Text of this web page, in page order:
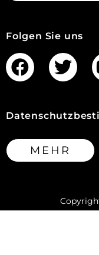
Folgen Sie uns
MEHR